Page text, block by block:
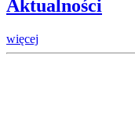
Aktualności
więcej